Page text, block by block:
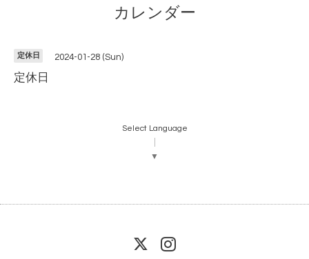
カレンダー
定休日 2024-01-28 (Sun)
定休日
Select Language
▼